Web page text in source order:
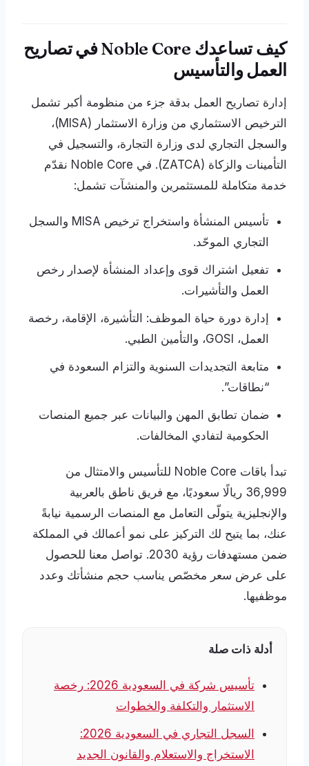
كيف تساعدك Noble Core في تصاريح
العمل والتأسيس
إدارة تصاريح العمل بدقة جزء من منظومة أكبر تشمل
الترخيص الاستثماري من وزارة الاستثمار (MISA)،
والسجل التجاري لدى وزارة التجارة، والتسجيل في
التأمينات والزكاة (ZATCA). في Noble Core نقدّم
خدمة متكاملة للمستثمرين والمنشآت تشمل:
تأسيس المنشأة واستخراج ترخيص MISA والسجل
التجاري الموحّد.
تفعيل اشتراك قوى وإعداد المنشأة لإصدار رخص
العمل والتأشيرات.
إدارة دورة حياة الموظف: التأشيرة، الإقامة، رخصة
العمل، GOSI، والتأمين الطبي.
متابعة التجديدات السنوية والتزام السعودة في
“نطاقات”.
ضمان تطابق المهن والبيانات عبر جميع المنصات
الحكومية لتفادي المخالفات.
تبدأ باقات Noble Core للتأسيس والامتثال من
36,999 ريالًا سعوديًا، مع فريق ناطق بالعربية
والإنجليزية يتولّى التعامل مع المنصات الرسمية نيابةً
عنك، بما يتيح لك التركيز على نمو أعمالك في المملكة
ضمن مستهدفات رؤية 2030. تواصل معنا للحصول
على عرض سعر مخصّص يناسب حجم منشأتك وعدد
موظفيها.
أدلة ذات صلة
تأسيس شركة في السعودية 2026: رخصة
الاستثمار والتكلفة والخطوات
السجل التجاري في السعودية 2026:
الاستخراج والاستعلام والقانون الجديد